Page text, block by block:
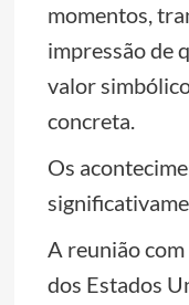
momentos,
impressão de
valor
concreta.
Os
A reunião
dos Estados